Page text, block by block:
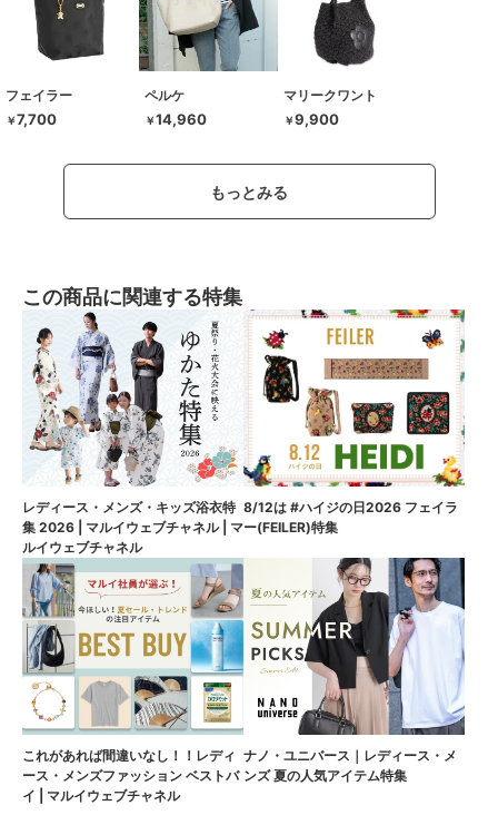
フェイラー
￥7,700
ペルケ
￥14,960
マリークワント
￥9,900
もっとみる
この商品に関連する特集
レディース・メンズ・キッズ浴衣特
集 2026 | マルイウェブチャネル | マ
ルイウェブチャネル
8/12は #ハイジの日2026 フェイラ
ー(FEILER)特集
これがあれば間違いなし！！レディ
ース・メンズファッション ベストバ
イ | マルイウェブチャネル
ナノ・ユニバース｜レディース・メ
ンズ 夏の人気アイテム特集